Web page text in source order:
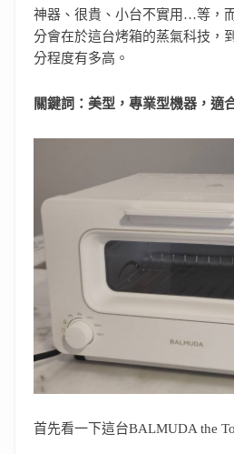
神器、很貴、小台不實用…等，
分會在於這台烤箱的蒸氣科技，
分程度有多高。
關鍵詞：美型，專業型機器，適
首先看一下這台BALMUDA the